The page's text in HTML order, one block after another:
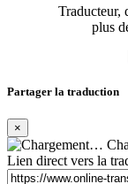
Traducteur,
plus
Partager la traduction
×
Lien direct vers la